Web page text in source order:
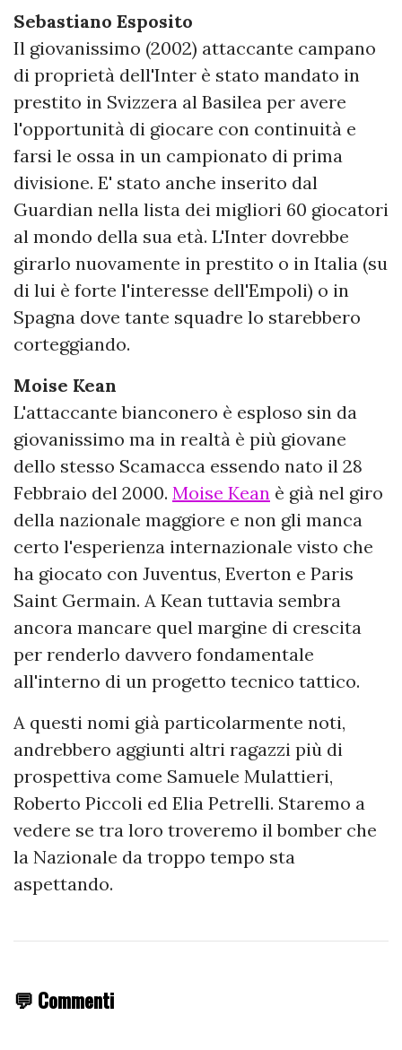
Sebastiano Esposito
Il giovanissimo (2002) attaccante campano
di proprietà dell'Inter è stato mandato in
prestito in Svizzera al Basilea per avere
l'opportunità di giocare con continuità e
farsi le ossa in un campionato di prima
divisione. E' stato anche inserito dal
Guardian nella lista dei migliori 60 giocatori
al mondo della sua età. L'Inter dovrebbe
girarlo nuovamente in prestito o in Italia (su
di lui è forte l'interesse dell'Empoli) o in
Spagna dove tante squadre lo starebbero
corteggiando.
Moise Kean
L'attaccante bianconero è esploso sin da
giovanissimo ma in realtà è più giovane
dello stesso Scamacca essendo nato il 28
Febbraio del 2000. Moise Kean è già nel giro
della nazionale maggiore e non gli manca
certo l'esperienza internazionale visto che
ha giocato con Juventus, Everton e Paris
Saint Germain. A Kean tuttavia sembra
ancora mancare quel margine di crescita
per renderlo davvero fondamentale
all'interno di un progetto tecnico tattico.
A questi nomi già particolarmente noti,
andrebbero aggiunti altri ragazzi più di
prospettiva come Samuele Mulattieri,
Roberto Piccoli ed Elia Petrelli. Staremo a
vedere se tra loro troveremo il bomber che
la Nazionale da troppo tempo sta
aspettando.
💬 Commenti